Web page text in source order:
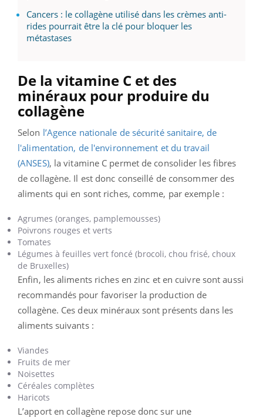
Cancers : le collagène utilisé dans les crèmes anti-
rides pourrait être la clé pour bloquer les
métastases
De la vitamine C et des
minéraux pour produire du
collagène
Selon l’Agence nationale de sécurité sanitaire, de
l'alimentation, de l'environnement et du travail
(ANSES), la vitamine C permet de consolider les fibres
de collagène. Il est donc conseillé de consommer des
aliments qui en sont riches, comme, par exemple :
Agrumes (oranges, pamplemousses)
Poivrons rouges et verts
Tomates
Légumes à feuilles vert foncé (brocoli, chou frisé, choux
de Bruxelles)
Enfin, les aliments riches en zinc et en cuivre sont aussi
recommandés pour favoriser la production de
collagène. Ces deux minéraux sont présents dans les
aliments suivants :
Viandes
Fruits de mer
Noisettes
Céréales complètes
Haricots
L’apport en collagène repose donc sur une